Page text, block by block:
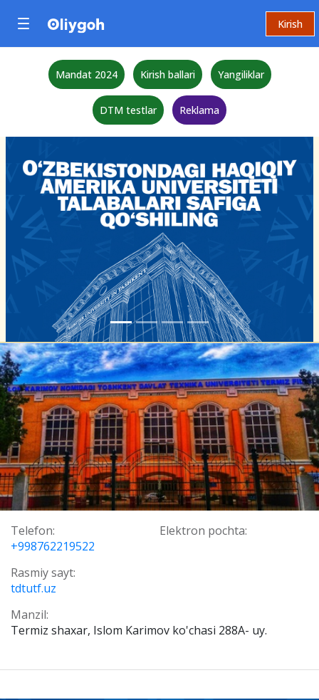
Kirish
Mandat 2024 Kirish ballari Yangiliklar
DTM testlar Reklama
Telefon:
+998762219522
Elektron pochta:
Rasmiy sayt:
tdtutf.uz
Manzil:
Termiz shaxar, Islom Karimov ko'chasi 288A- uy.